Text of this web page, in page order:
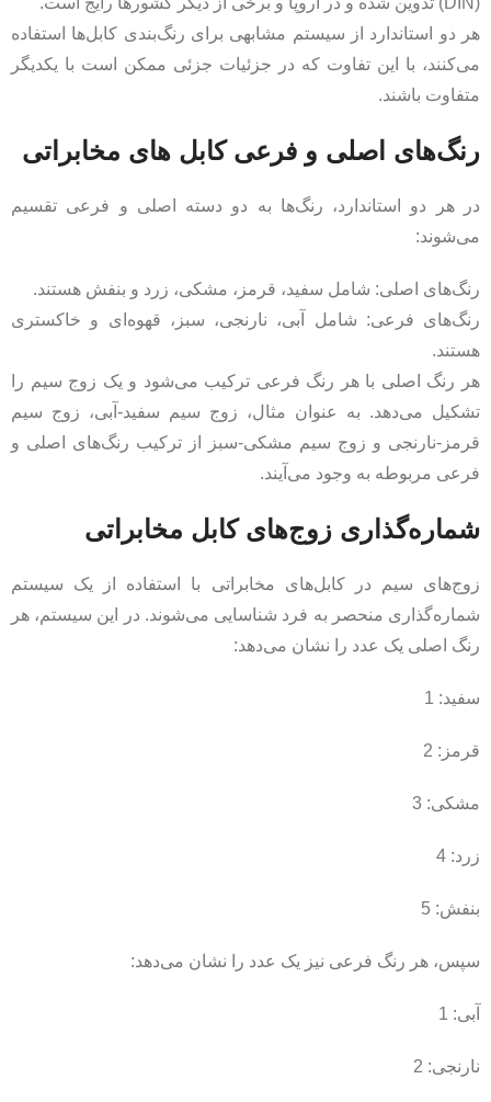
هر دو استاندارد از سیستم مشابهی برای رنگ‌بندی کابل‌ها استفاده
می‌کنند، با این تفاوت که در جزئیات جزئی ممکن است با یکدیگر
متفاوت باشند.
رنگ‌های اصلی و فرعی کابل های مخابراتی
در هر دو استاندارد، رنگ‌ها به دو دسته اصلی و فرعی تقسیم
می‌شوند:
رنگ‌های اصلی: شامل سفید، قرمز، مشکی، زرد و بنفش هستند.
رنگ‌های فرعی: شامل آبی، نارنجی، سبز، قهوه‌ای و خاکستری
هستند.
هر رنگ اصلی با هر رنگ فرعی ترکیب می‌شود و یک زوج سیم را
تشکیل می‌دهد. به عنوان مثال، زوج سیم سفید-آبی، زوج سیم
قرمز-نارنجی و زوج سیم مشکی-سبز از ترکیب رنگ‌های اصلی و
فرعی مربوطه به وجود می‌آیند.
شماره‌گذاری زوج‌های کابل مخابراتی
زوج‌های سیم در کابل‌های مخابراتی با استفاده از یک سیستم
شماره‌گذاری منحصر به فرد شناسایی می‌شوند. در این سیستم، هر
رنگ اصلی یک عدد را نشان می‌دهد:
سفید: 1
قرمز: 2
مشکی: 3
زرد: 4
بنفش: 5
سپس، هر رنگ فرعی نیز یک عدد را نشان می‌دهد:
آبی: 1
نارنجی: 2